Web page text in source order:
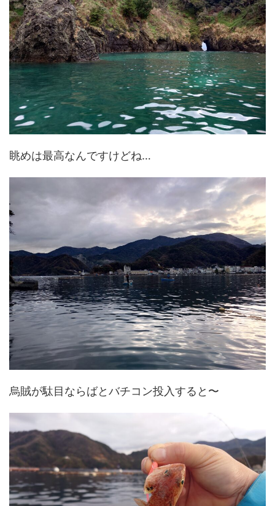
眺めは最高なんですけどね…
烏賊が駄目ならばとバチコン投入すると〜